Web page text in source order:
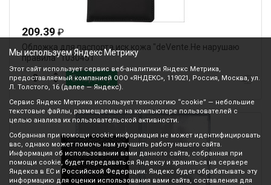
209.39 ₽
Обложка для паспорта иск.кожа "deVente.Не нарушаю
правила" 1030451
В корзину
Мы используем Яндекс Метрику
Этот сайт использует сервис веб-аналитики Яндекс Метрика,
предоставляемый компанией ООО «ЯНДЕКС», 119021, Россия, Москва, ул.
Л. Толстого, 16 (далее — Яндекс).
Сервис Яндекс Метрика использует технологию “cookie” — небольшие
текстовые файлы, размещаемые на компьютере пользователей с
целью анализа их пользовательской активности.
Собранная при помощи cookie информация не может идентифицировать
вас, однако может помочь нам улучшить работу нашего сайта.
Информация об использовании вами данного сайта, собранная при
помощи cookie, будет передаваться Яндексу и храниться на сервере
Яндекса в ЕС и Российской Федерации. Яндекс будет обрабатывать эту
информацию для оценки использования вами сайта, составления для